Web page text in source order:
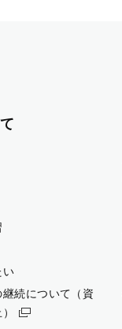
い
続について（資